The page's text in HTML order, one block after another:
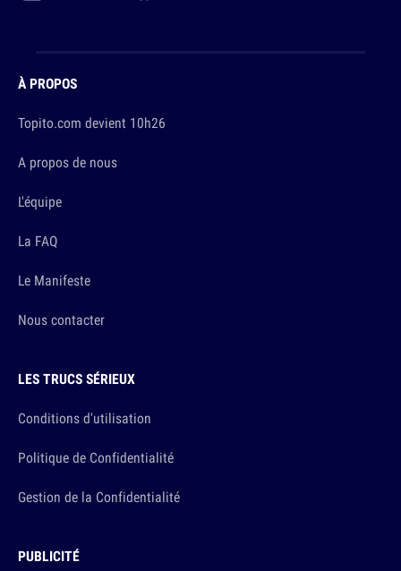
À PROPOS
Topito.com devient 10h26
A propos de nous
L'équipe
La FAQ
Le Manifeste
Nous contacter
LES TRUCS SÉRIEUX
Conditions d'utilisation
Politique de Confidentialité
Gestion de la Confidentialité
PUBLICITÉ